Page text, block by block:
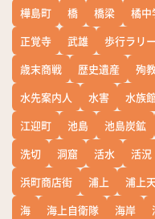
樺島町
橋 橋梁 橘中
正覚寺
武雄 歩行ラリー
歳末商戦
歴史遺産 殉
水先案内人
水害 水族
江迎町
池島 池島炭鉱
洗切
洞窟 活水 活況
浜町商店街
浦上 浦上
海
海上自衛隊 海岸